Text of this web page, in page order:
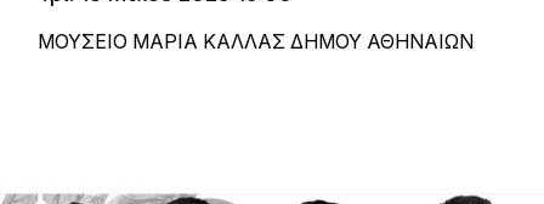
ΜΟΥΣΕΙΟ ΜΑΡΙΑ ΚΑΛΛΑΣ ΔΗΜΟΥ ΑΘΗΝΑΙΩΝ